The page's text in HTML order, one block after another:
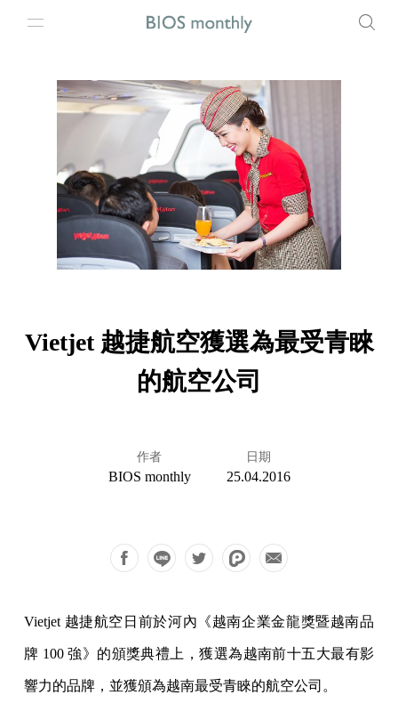
Vietjet 越捷航空獲選為最受青睞
的航空公司
作者
BIOS monthly
日期
25.04.2016
Vietjet 越捷航空日前於河內《越南企業金龍獎暨越南品
牌 100 強》的頒獎典禮上，獲選為越南前十五大最有影
響力的品牌，並獲頒為越南最受青睞的航空公司。